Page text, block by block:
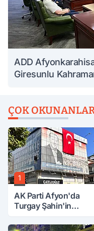
ADD
Giresunlu
ÇOK
1
AK Parti Afyon'da
Turgay Şahin'in